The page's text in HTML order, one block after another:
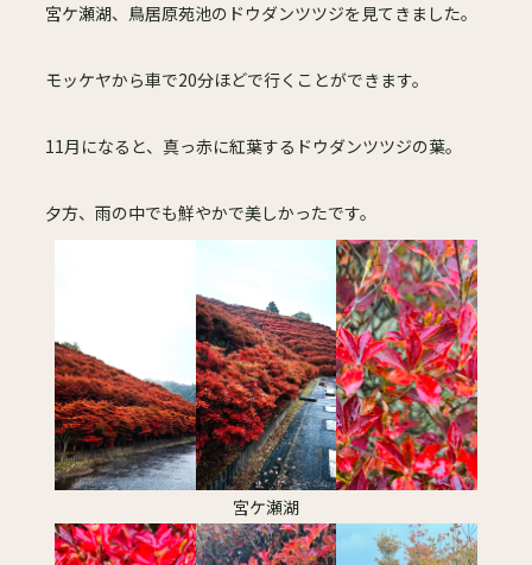
宮ケ瀬湖、鳥居原苑池のドウダンツツジを見てきました。
モッケヤから車で20分ほどで行くことができます。
11月になると、真っ赤に紅葉するドウダンツツジの葉。
夕方、雨の中でも鮮やかで美しかったです。
宮ケ瀬湖